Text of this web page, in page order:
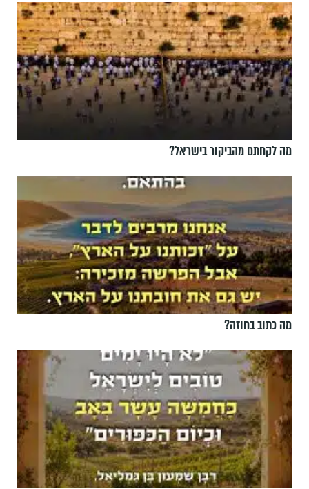
מה לקחתם מהביקור בישראל?
מה כתוב בחוזה?